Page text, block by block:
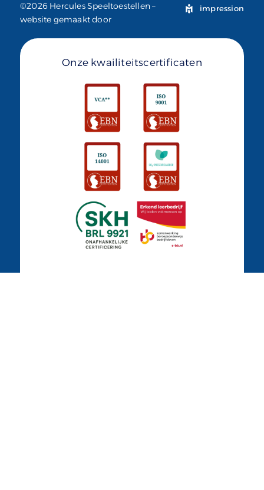
©2026 Hercules Speeltoestellen –
website gemaakt door
impression
Onze kwailiteitscertificaten